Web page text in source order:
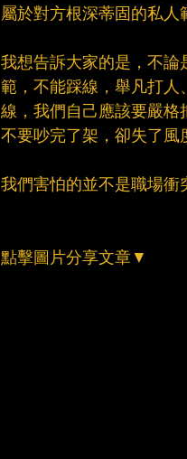
屬於對方根深蒂固的私人
我想告訴大家的是，不
範，不能踩線，舉凡打
線，我們自己應該要嚴格
不要吵完了架，卻失了風
我們害怕的並不是職場衝
點擊圖片分享文章▼